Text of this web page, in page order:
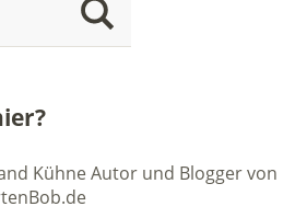
Kühne Autor und Blogger von